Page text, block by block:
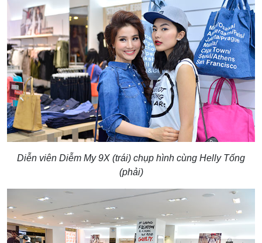
Diễn viên Diễm My 9X (trái) chụp hình cùng Helly Tống
(phải)